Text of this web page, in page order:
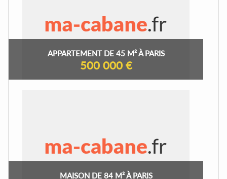
APPARTEMENT DE 45 M² À PARIS
500 000 €
MAISON DE 84 M² À PARIS